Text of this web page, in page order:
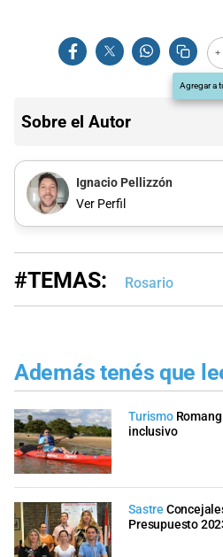
+
Agregar a
Sobre el Autor
Ignacio Pellizzón
Ver Perfil
#TEMAS: Rosario
Además tenés que
Turismo
inclusivo
Sastre
Presupuesto